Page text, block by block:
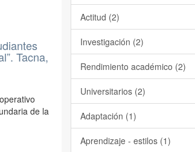
Tacna,
de la
Actitud (2)
Investigación (2)
Rendimiento académico (2)
Universitarios (2)
Adaptación (1)
Aprendizaje - estilos (1)